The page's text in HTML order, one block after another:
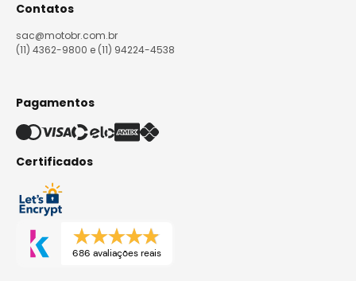
Contatos
sac@motobr.com.br
(11) 4362-9800 e (11) 94224-4538
Pagamentos
Certificados
686 avaliações reais